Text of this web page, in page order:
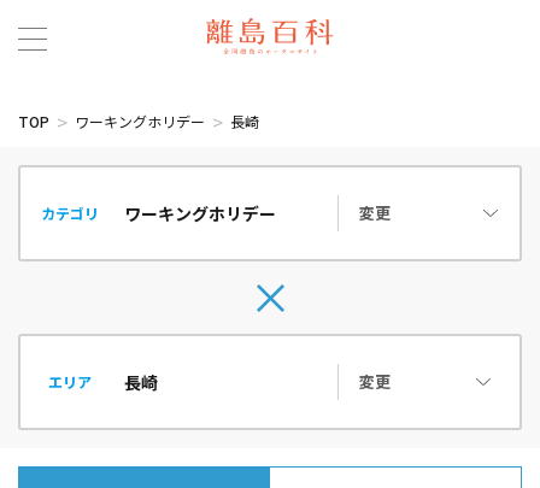
TOP ワーキングホリデー 長崎
カテゴリ 変更
エリア 変更